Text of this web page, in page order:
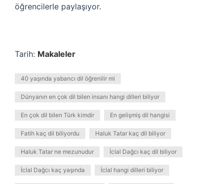
öğrencilerle paylaşıyor.
Tarih: Makaleler
40 yaşında yabancı dil öğrenilir mi
Dünyanın en çok dil bilen insanı hangi dilleri biliyor
En çok dil bilen Türk kimdir En gelişmiş dil hangisi
Fatih kaç dil biliyordu Haluk Tatar kaç dil biliyor
Haluk Tatar ne mezunudur İclal Dağcı kaç dil biliyor
İclal Dağcı kaç yaşında İclal hangi dilleri biliyor